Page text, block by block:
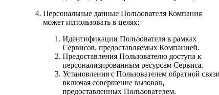
Персональные данные Пользователя Компания
может использовать в целях:
Идентификации Пользователя в рамках
Сервисов, предоставляемых Компанией.
Предоставления Пользователю доступа к
персонализированным ресурсам Сервиса.
Установления с Пользователем обратной
включая совершение вызовов,
предоставленных Пользователем.